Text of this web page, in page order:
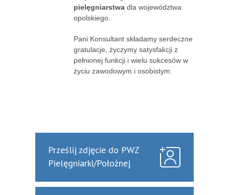
pielęgniarstwa dla województwa
opolskiego.
Pani Konsultant składamy serdeczne
gratulacje, życzymy satysfakcji z
pełnionej funkcji i wielu sukcesów w
życiu zawodowym i osobistym.
Prześlij zdjęcie do PWZ
Pielęgniarki/Położnej